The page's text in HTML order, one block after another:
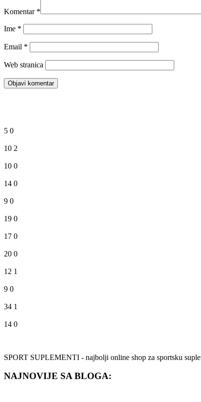
Komentar *
Ime *
Email *
Web stranica
5 0
10 2
10 0
14 0
9 0
19 0
17 0
20 0
12 1
9 0
34 1
14 0
SPORT SUPLEMENTI - najbolji online shop za sportsku
NAJNOVIJE SA BLOGA: